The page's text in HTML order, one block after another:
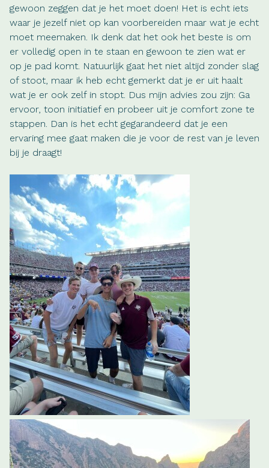
gewoon zeggen dat je het moet doen! Het is echt iets
waar je jezelf niet op kan voorbereiden maar wat je echt
moet meemaken. Ik denk dat het ook het beste is om
er volledig open in te staan en gewoon te zien wat er
op je pad komt. Natuurlijk gaat het niet altijd zonder slag
of stoot, maar ik heb echt gemerkt dat je er uit haalt
wat je er ook zelf in stopt. Dus mijn advies zou zijn: Ga
ervoor, toon initiatief en probeer uit je comfort zone te
stappen. Dan is het echt gegarandeerd dat je een
ervaring mee gaat maken die je voor de rest van je leven
bij je draagt!